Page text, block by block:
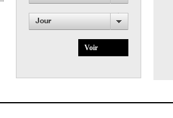
Jour
Voir